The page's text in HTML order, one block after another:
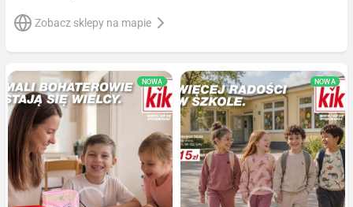
Zobacz sklepy na mapie
NOWA NOWA